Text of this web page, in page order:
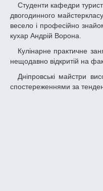
Студенти кафедри туристичного бізнесу та гостинності, що опановують фах управління готельно-ресторанною справою, стали учасниками
двогодинного
весело і професійно
кухар Андрій Ворона.
Кулінарне практичне заняття проходило у комфортній та спеціально обладнаній навчальній лабораторії «Готельно-ресторанна справа»,
нещодавно відкритій на
Дніпровські майстри високої кухні щедро ділилися зі студентами не тільки фаховим досвідом у ресторанному бізнесі, а й власними
спостереженнями за